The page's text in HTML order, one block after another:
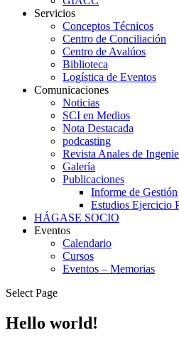
Servicios
Conceptos Técnicos
Centro de Conciliación
Centro de Avalúos
Biblioteca
Logística de Eventos
Comunicaciones
Noticias
SCI en Medios
Nota Destacada
podcasting
Revista Anales de
Galería
Publicaciones
Informe de Gestión
Estudios Ejercicio
HÁGASE SOCIO
Eventos
Calendario
Cursos
Eventos – Memorias
Select Page
Hello world!